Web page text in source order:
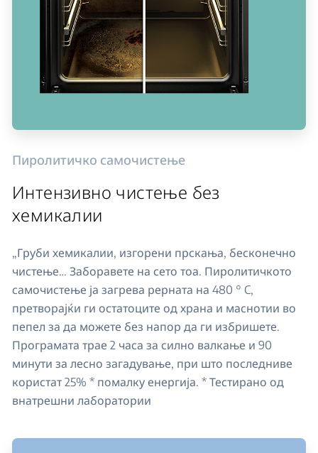
Пиролитичко самочистење
Интензивно чистење без
хемикалии
„Груби хемикалии, изгорени прскања, бесконечно
чистење… Заборавете на сето тоа. Пиролитичкото
самочистење ја загрева рерната на 480 ° C,
претворајќи ги остатоците од храна и маснотии во
пепел за да можете без напор да ги избришете.
Програмата трае 2 часа за силно валкање и 90
минути за лесно загадување, при што последниве
користат 25% * помалку енергија. * Тестирано од
внатрешни лаборатории